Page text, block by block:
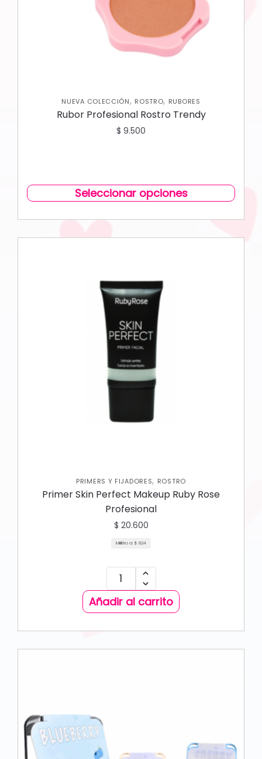
NUEVA COLECCIÓN, ROSTRO, RUBORES
Rubor Profesional Rostro Trendy
$ 9.500
Seleccionar opciones
PRIMERS Y FIJADORES, ROSTRO
Primer Skin Perfect Makeup Ruby Rose
Profesional
$ 20.600
Mililitro a: $ 824
Añadir al carrito